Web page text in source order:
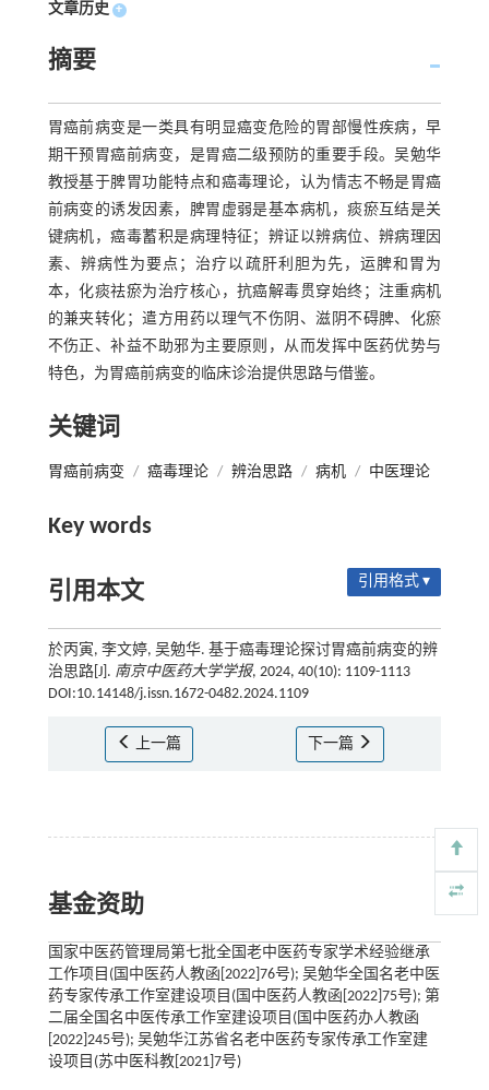
文章历史 +
摘要
胃癌前病变是一类具有明显癌变危险的胃部慢性疾病，早
期干预胃癌前病变，是胃癌二级预防的重要手段。吴勉华
教授基于脾胃功能特点和癌毒理论，认为情志不畅是胃癌
前病变的诱发因素，脾胃虚弱是基本病机，痰瘀互结是关
键病机，癌毒蓄积是病理特征；辨证以辨病位、辨病理因
素、辨病性为要点；治疗以疏肝利胆为先，运脾和胃为
本，化痰祛瘀为治疗核心，抗癌解毒贯穿始终；注重病机
的兼夹转化；遣方用药以理气不伤阴、滋阴不碍脾、化瘀
不伤正、补益不助邪为主要原则，从而发挥中医药优势与
特色，为胃癌前病变的临床诊治提供思路与借鉴。
关键词
胃癌前病变 / 癌毒理论 / 辨治思路 / 病机 / 中医理论
Key words
引用本文 引用格式 ▾
於丙寅, 李文婷, 吴勉华. 基于癌毒理论探讨胃癌前病变的辨
治思路[J]. 南京中医药大学学报, 2024, 40(10): 1109-1113
DOI:10.14148/j.issn.1672-0482.2024.1109
上一篇 下一篇
基金资助
国家中医药管理局第七批全国老中医药专家学术经验继承
工作项目(国中医药人教函[2022]76号); 吴勉华全国名老中医
药专家传承工作室建设项目(国中医药人教函[2022]75号); 第
二届全国名中医传承工作室建设项目(国中医药办人教函
[2022]245号); 吴勉华江苏省名老中医药专家传承工作室建
设项目(苏中医科教[2021]7号)